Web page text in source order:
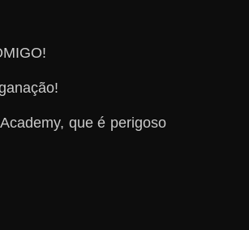
que é perigoso